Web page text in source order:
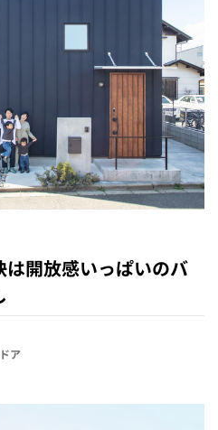
開放感いっぱいのバ
ア